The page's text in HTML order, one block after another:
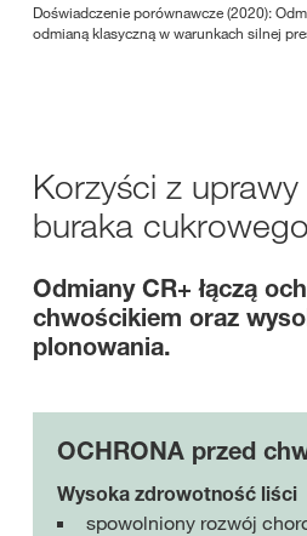
Doświadczenie porównawcze (2020):
odmianą klasyczną w warunkach silnej
Korzyści z
buraka
Odmiany CR+ łączą
chwościkiem oraz
plonowania.
OCHRONA przed
Wysoka zdrowotność liści
spowolniony rozwój